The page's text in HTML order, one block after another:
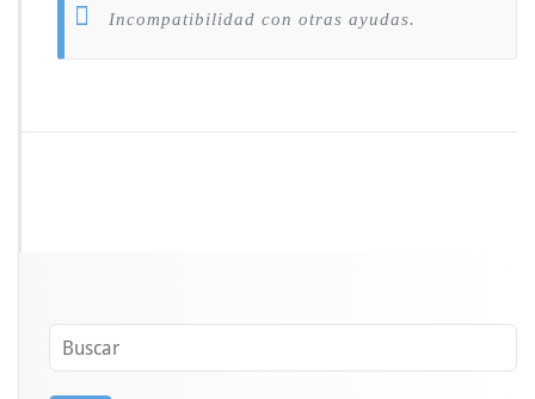
Incompatibilidad con otras ayudas.